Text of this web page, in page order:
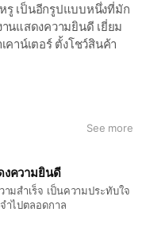
รู เป็นอีกรูปแบบหนึ่งที่มัก
นแสดงความยินดี เยี่ยม
คาน์เตอร์ ตั้งโชว์สินค้า
อมบริการจัดส่ง มอบให้
See more
งความยินดี
มสำเร็จ เป็นความประทับใจ
ำไปตลอดกาล